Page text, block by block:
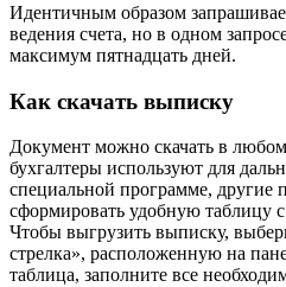
Идентичным образом
ведения счета, но в одном
максимум пятнадцать дней.
Как скачать выписку
Документ можно скачать в
бухгалтеры используют для
специальной программе, другие
сформировать удобную таблицу
Чтобы выгрузить выписку,
стрелка», расположенную на
таблица, заполните все